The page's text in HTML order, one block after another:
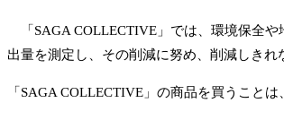
「SAGA COLLECTIVE」では、環境保全や
出量を測定し、その削減に努め、削減しき
「SAGA COLLECTIVE」の商品を買うこと